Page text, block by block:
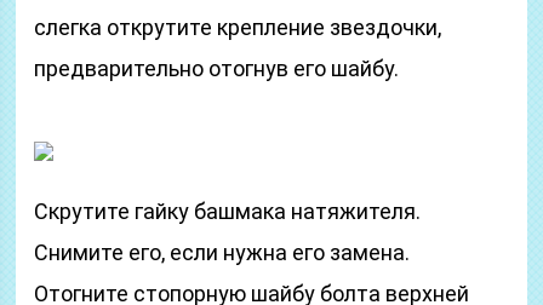
слегка открутите крепление звездочки,
предварительно отогнув его шайбу.
Скрутите гайку башмака натяжителя.
Снимите его, если нужна его замена.
Отогните стопорную шайбу болта верхней